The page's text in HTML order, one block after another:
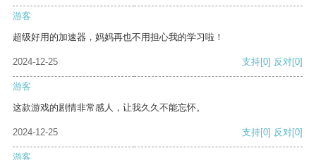
游客
超级好用的加速器，妈妈再也不用担心我的学习啦！
2024-12-25 支持[0] 反对[0]
游客
这款游戏的剧情非常感人，让我久久不能忘怀。
2024-12-25 支持[0] 反对[0]
游客